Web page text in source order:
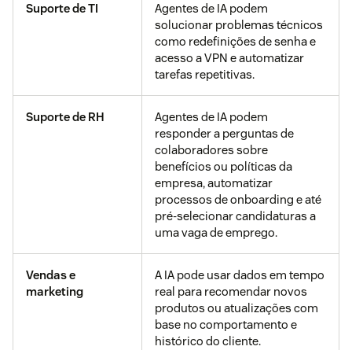
Suporte de TI
Agentes de IA podem
solucionar problemas técnicos
como redefinições de senha e
acesso a VPN e automatizar
tarefas repetitivas.
Suporte de RH
Agentes de IA podem
responder a perguntas de
colaboradores sobre
benefícios ou políticas da
empresa, automatizar
processos de onboarding e até
pré-selecionar candidaturas a
uma vaga de emprego.
Vendas e
marketing
A IA pode usar dados em tempo
real para recomendar novos
produtos ou atualizações com
base no comportamento e
histórico do cliente.